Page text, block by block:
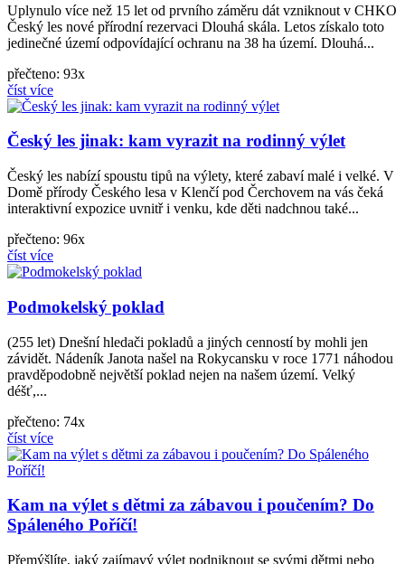
Uplynulo více než 15 let od prvního záměru dát vzniknout v CHKO
Český les nové přírodní rezervaci Dlouhá skála. Letos získalo toto
jedinečné území odpovídající ochranu na 38 ha území. Dlouhá...
přečteno: 93x
číst více
Český les jinak: kam vyrazit na rodinný výlet
Český les nabízí spoustu tipů na výlety, které zabaví malé i velké. V
Domě přírody Českého lesa v Klenčí pod Čerchovem na vás čeká
interaktivní expozice uvnitř i venku, kde děti nadchnou také...
přečteno: 96x
číst více
Podmokelský poklad
(255 let) Dnešní hledači pokladů a jiných cenností by mohli jen
závidět. Nádeník Janota našel na Rokycansku v roce 1771 náhodou
pravděpodobně největší poklad nejen na našem území. Velký
déšť,...
přečteno: 74x
číst více
Kam na výlet s dětmi za zábavou i poučením? Do
Spáleného Poříčí!
Přemýšlíte, jaký zajímavý výlet podniknout se svými dětmi nebo